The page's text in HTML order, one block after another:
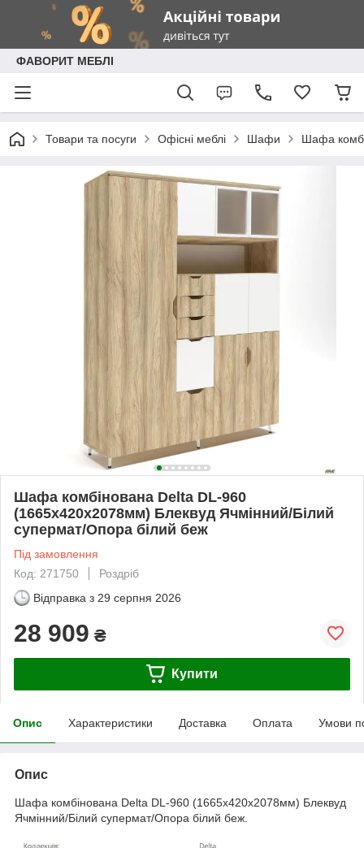
ФАВОРИТ МЕБЛІ
Товари та посуги Офісні меблі Шафи Шафа
Шафа комбінована Delta DL-960
(1665х420х2078мм) Блеквуд Ячмінний/Білий
супермат/Опора білий беж
Під замовлення
Код: 271750
Роздріб
Відправка з 29 серпня 2026
28 909 ₴
Купити
Опис Характеристики Доставка Оплата Умови
Опис
Шафа комбінована Delta DL-960 (1665х420х2078мм) Блеквуд
Ячмінний/Білий супермат/Опора білий беж.